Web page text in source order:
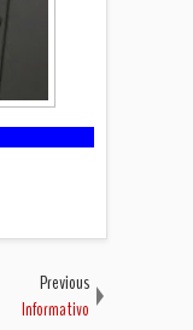
Previous
Informativo